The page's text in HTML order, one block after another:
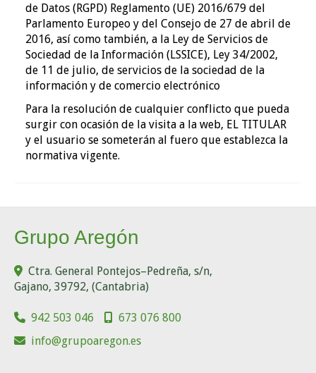
de Datos (RGPD) Reglamento (UE) 2016/679 del
Parlamento Europeo y del Consejo de 27 de abril de
2016, así como también, a la Ley de Servicios de
Sociedad de la Información (LSSICE), Ley 34/2002,
de 11 de julio, de servicios de la sociedad de la
información y de comercio electrónico
Para la resolución de cualquier conflicto que pueda
surgir con ocasión de la visita a la web, EL TITULAR
y el usuario se someterán al fuero que establezca la
normativa vigente.
Grupo Aregón
Ctra. General Pontejos–Pedreña, s/n,
Gajano, 39792, (Cantabria)
942 503 046
673 076 800
info
grupoaregon.es